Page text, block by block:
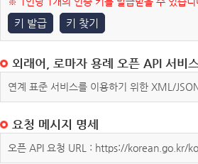
키 발급 키 찾기
외래어, 로마자 용례 오픈 API 서비
연계 표준 서비스를 이용하기 위한 XML/
요청 메시지 명세
오픈 API 요청 URL : https://korean.go.kr/